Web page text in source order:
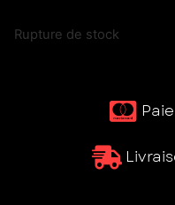
Rupture de stock